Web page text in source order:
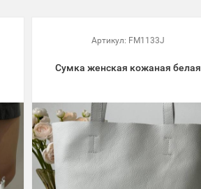
Артикул: FM1133J
Сумка женская кожаная белая